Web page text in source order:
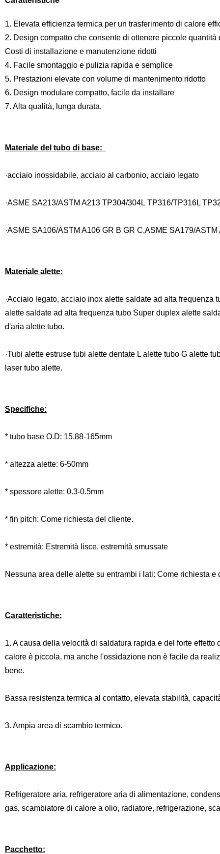
1. Elevata efficienza termica per un trasferimento di calore
2. Design compatto che consente di ottenere piccole
Costi di installazione e manutenzione ridotti
4. Facile smontaggio e pulizia rapida e semplice
5. Prestazioni elevate con volume di mantenimento ridotto
6. Design modulare compatto, facile da installare
7. Alta qualità, lunga durata.
Materiale del tubo di base:
·acciaio inossidabile, acciaio al carbonio, acciaio legato
·ASME SA213/ASTM A213 TP304/304L TP316/TP316L
·ASME SA106/ASTM A106 GR B GR C,ASME SA179/
Materiale alette:
·Acciaio legato, acciaio inox alette saldate ad alta
alette saldate ad alta frequenza tubo Super duplex alette
d'aria alette tubo.
·Tubi alette estruse tubi alette dentate L alette tubo G alette
laser tubo alette.
Specifiche:
* tubo base O.D: 15.88-165mm
* altezza alette: 6-50mm
* spessore alette: 0.3-0.5mm
* fin pitch: Come richiesta del cliente.
* estremità: Estremità lisce, estremità smussate
Nessuna area delle alette su entrambi i lati: Come richiesta e
Caratteristiche:
1. A causa della velocità di saldatura rapida e del forte
calore è piccola, ma anche l'ossidazione non è facile da
bene.
Bassa resistenza termica al contatto, elevata stabilità,
3. Ampia area di scambio termico.
Applicazione:
Refrigeratore aria, refrigeratore aria di alimentazione,
gas, scambiatore di calore a olio, radiatore, refrigerazione,
Pacchetto: